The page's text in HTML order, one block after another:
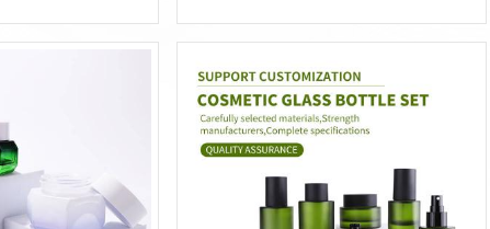
de nieve
la cara
los ojos
Alta calidad
Nuevo diseño
Tarro de cristal hexagonal
Impresión de logotipos/estampado en